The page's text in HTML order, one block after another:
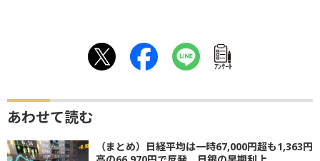
ｱﾝｹｰﾄ
あわせて読む
（まとめ）日経平均は一時67,000円超も1,363円